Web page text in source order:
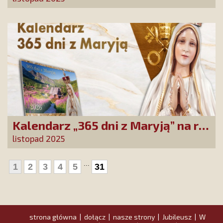
nowego filmu PCh24 TV
Kalendarz „365 dni z Maryją” na rok
2026 już dostępny! Nowa edycja
zawiera wyjątkowy temat
przewodni
listopad 2025
1 2 3 4 5 31
strona główna dołącz nasze strony Jubileusz
W